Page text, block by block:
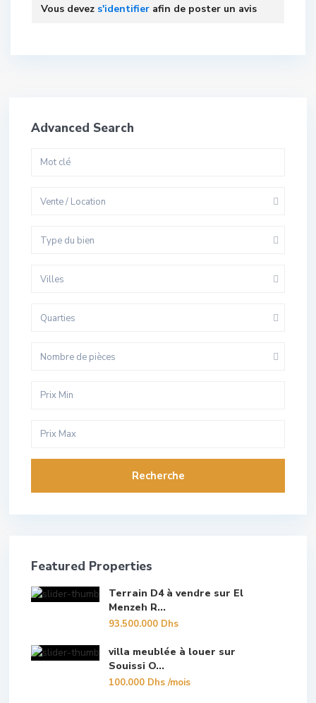
Vous devez s'identifier afin de poster un avis
Advanced Search
Vente / Location
Type du bien
Villes
Quarties
Nombre de pièces
Recherche
Featured Properties
Terrain D4 à vendre sur El
Menzeh R...
93.500.000 Dhs
villa meublée à louer sur
Souissi O...
100.000 Dhs/mois